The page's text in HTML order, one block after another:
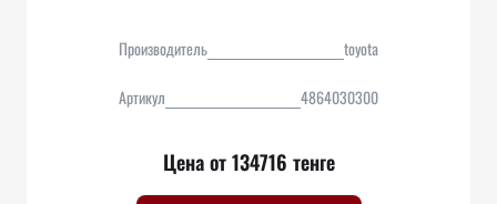
Производитель toyota
Артикул 4864030300
Цена от 134716 тенге